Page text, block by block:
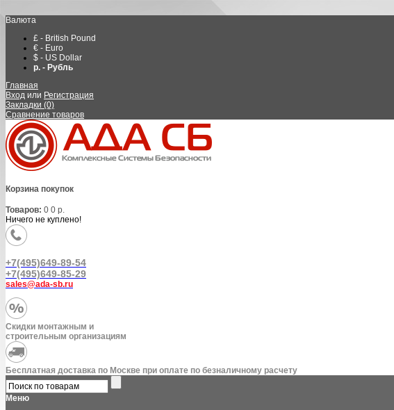
Валюта
£ - British Pound
€ - Euro
$ - US Dollar
р. - Рубль
Главная
Вход или Регистрация
Закладки (0)
Сравнение товаров
Корзина покупок
Товаров: 0 0 р.
Ничего не куплено!
+7(495)649-89-54
+7(495)649-85-29
sales@ada-sb.ru
Скидки монтажным и
строительным организациям
Бесплатная доставка по Москве при оплате по безналичному расчету
Меню